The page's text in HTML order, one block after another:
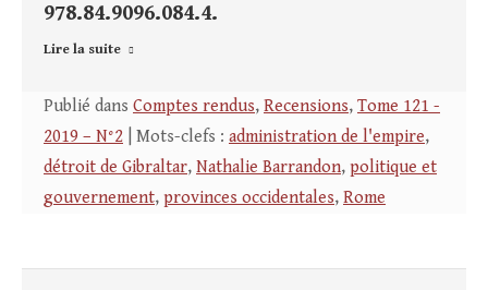
978.84.9096.084.4.
Lire la suite
Publié dans Comptes rendus, Recensions, Tome 121 -
2019 – N°2 | Mots-clefs : administration de l'empire,
détroit de Gibraltar, Nathalie Barrandon, politique et
gouvernement, provinces occidentales, Rome